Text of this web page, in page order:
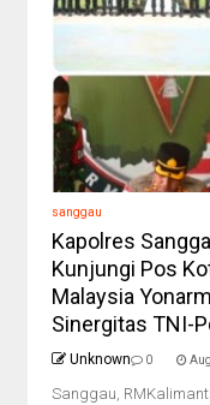
sanggau
Kapolres
Kunjungi Pos
Malaysia
Sinergitas TNI-
Unknown 0
Sanggau,